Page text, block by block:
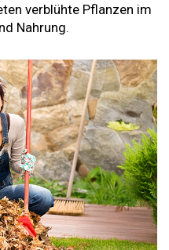
verblühte Pflanzen im
Nahrung.